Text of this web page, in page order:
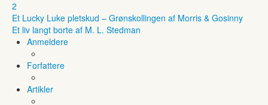
2
Et Lucky Luke pletskud – Grønskollingen af Morris & Gosinny
Et liv langt borte af M. L. Stedman
Anmeldere
Forfattere
Artikler